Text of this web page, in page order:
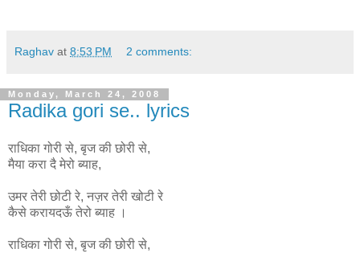
Raghav at 8:53 PM 2 comments:
Monday, March 24, 2008
Radika gori se.. lyrics
राधिका गोरी से, बृज की छोरी से,
मैया करा दै मेरो ब्याह,
उमर तेरी छोटी रे, नज़र तेरी खोटी रे
कैसे करायदऊँ तेरो ब्याह ।
राधिका गोरी से, बृज की छोरी से,